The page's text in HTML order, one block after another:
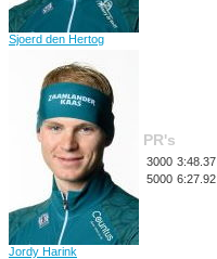
Sjoerd den Hertog
Jordy Harink
PR's
3000 3:48.37
5000 6:27.92